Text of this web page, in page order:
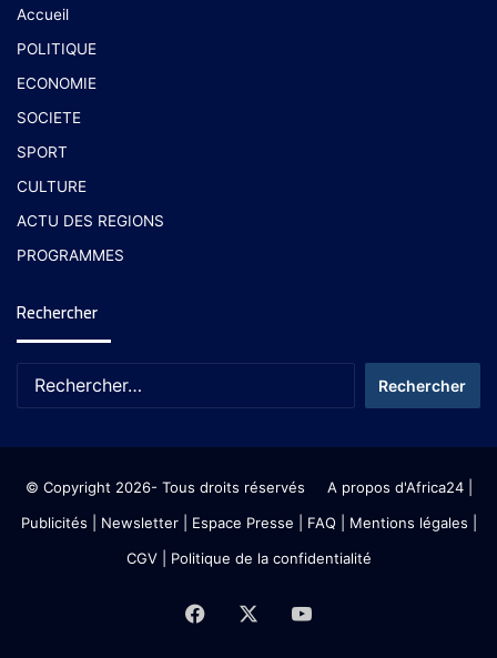
Accueil
POLITIQUE
ECONOMIE
SOCIETE
SPORT
CULTURE
ACTU DES REGIONS
PROGRAMMES
Rechercher
© Copyright 2026- Tous droits réservés A propos d'Africa24|
Publicités
Newsletter| Espace Presse | FAQ | Mentions légales
CGV| Politique de la confidentialité